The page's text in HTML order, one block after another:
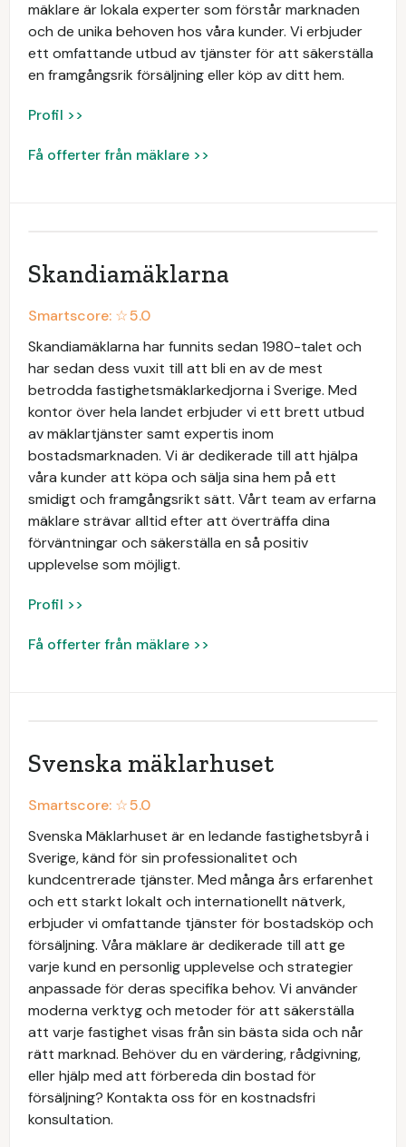
mäklare är lokala experter som förstår marknaden
och de unika behoven hos våra kunder. Vi erbjuder
ett omfattande utbud av tjänster för att säkerställa
en framgångsrik försäljning eller köp av ditt hem.
Profil >>
Få offerter från mäklare >>
Skandiamäklarna
Smartscore: ☆5.0
Skandiamäklarna har funnits sedan 1980-talet och
har sedan dess vuxit till att bli en av de mest
betrodda fastighetsmäklarkedjorna i Sverige. Med
kontor över hela landet erbjuder vi ett brett utbud
av mäklartjänster samt expertis inom
bostadsmarknaden. Vi är dedikerade till att hjälpa
våra kunder att köpa och sälja sina hem på ett
smidigt och framgångsrikt sätt. Vårt team av erfarna
mäklare strävar alltid efter att överträffa dina
förväntningar och säkerställa en så positiv
upplevelse som möjligt.
Profil >>
Få offerter från mäklare >>
Svenska mäklarhuset
Smartscore: ☆5.0
Svenska Mäklarhuset är en ledande fastighetsbyrå i
Sverige, känd för sin professionalitet och
kundcentrerade tjänster. Med många års erfarenhet
och ett starkt lokalt och internationellt nätverk,
erbjuder vi omfattande tjänster för bostadsköp och
försäljning. Våra mäklare är dedikerade till att ge
varje kund en personlig upplevelse och strategier
anpassade för deras specifika behov. Vi använder
moderna verktyg och metoder för att säkerställa
att varje fastighet visas från sin bästa sida och når
rätt marknad. Behöver du en värdering, rådgivning,
eller hjälp med att förbereda din bostad för
försäljning? Kontakta oss för en kostnadsfri
konsultation.